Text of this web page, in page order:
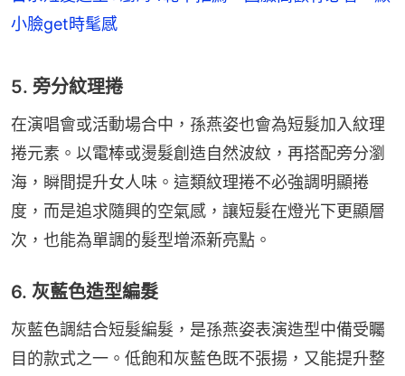
小臉get時髦感
5. 旁分紋理捲
在演唱會或活動場合中，孫燕姿也會為短髮加入紋理
捲元素。以電棒或燙髮創造自然波紋，再搭配旁分瀏
海，瞬間提升女人味。這類紋理捲不必強調明顯捲
度，而是追求隨興的空氣感，讓短髮在燈光下更顯層
次，也能為單調的髮型增添新亮點。
6. 灰藍色造型編髮
灰藍色調結合短髮編髮，是孫燕姿表演造型中備受矚
目的款式之一。低飽和灰藍色既不張揚，又能提升整